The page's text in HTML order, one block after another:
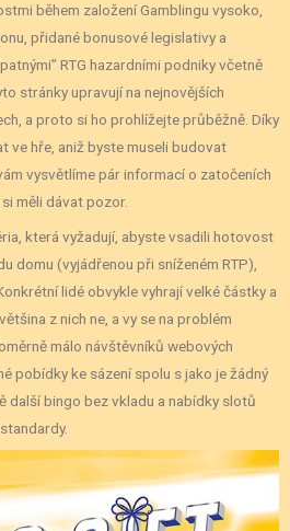
během založení Gamblingu vysoko,
přidané bonusové legislativy a
RTG hazardními podniky včetně
stránky upravují na nejnovějších
a proto si ho prohlížejte průběžně. Díky
ve hře, aniž byste museli budovat
vysvětlíme pár informací o zatočeních
měli dávat pozor.
která vyžadují, abyste vsadili hotovost
domu (vyjádřenou při sníženém RTP),
lidé obvykle vyhrají velké částky a
z nich ne, a vy se na problém
málo návštěvníků webových
pobídky ke sázení spolu s jako je žádný
další bingo bez vkladu a nabídky slotů